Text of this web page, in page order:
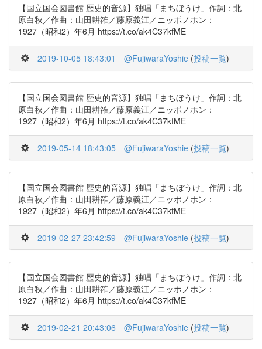
【国立国会図書館 歴史的音源】独唱「まちぼうけ」作詞：北
原白秋／作曲：山田耕筰／藤原義江／ニッポノホン：
1927（昭和2）年6月 https://t.co/ak4C37kfME
2019-10-05 18:43:01 @FujiwaraYoshie (投稿一覧)
【国立国会図書館 歴史的音源】独唱「まちぼうけ」作詞：北
原白秋／作曲：山田耕筰／藤原義江／ニッポノホン：
1927（昭和2）年6月 https://t.co/ak4C37kfME
2019-05-14 18:43:05 @FujiwaraYoshie (投稿一覧)
【国立国会図書館 歴史的音源】独唱「まちぼうけ」作詞：北
原白秋／作曲：山田耕筰／藤原義江／ニッポノホン：
1927（昭和2）年6月 https://t.co/ak4C37kfME
2019-02-27 23:42:59 @FujiwaraYoshie (投稿一覧)
【国立国会図書館 歴史的音源】独唱「まちぼうけ」作詞：北
原白秋／作曲：山田耕筰／藤原義江／ニッポノホン：
1927（昭和2）年6月 https://t.co/ak4C37kfME
2019-02-21 20:43:06 @FujiwaraYoshie (投稿一覧)